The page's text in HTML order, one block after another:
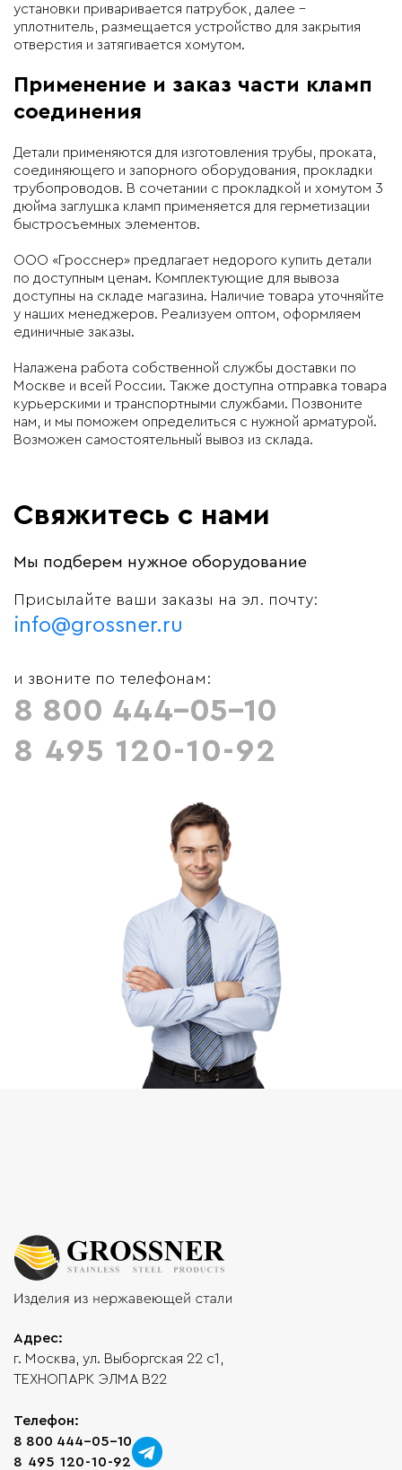
установки приваривается патрубок, далее –
уплотнитель, размещается устройство для закрытия
отверстия и затягивается хомутом.
Применение и заказ части кламп
соединения
Детали применяются для изготовления трубы, проката,
соединяющего и запорного оборудования, прокладки
трубопроводов. В сочетании с прокладкой и хомутом 3
дюйма заглушка кламп применяется для герметизации
быстросъемных элементов.
ООО «Гросснер» предлагает недорого купить детали
по доступным ценам. Комплектующие для вывоза
доступны на складе магазина. Наличие товара уточняйте
у наших менеджеров. Реализуем оптом, оформляем
единичные заказы.
Налажена работа собственной службы доставки по
Москве и всей России. Также доступна отправка товара
курьерскими и транспортными службами. Позвоните
нам, и мы поможем определиться с нужной арматурой.
Возможен самостоятельный вывоз из склада.
Свяжитесь с нами
Мы подберем нужное оборудование
Присылайте ваши заказы на эл. почту:
info@grossner.ru
и звоните по телефонам:
8 800 444-05-10
8 495 120-10-92
Адрес:
г. Москва, ул. Выборгская 22 с1,
ТЕХНОПАРК ЭЛМА В22
Телефон:
8 800 444-05-10
8 495 120-10-92